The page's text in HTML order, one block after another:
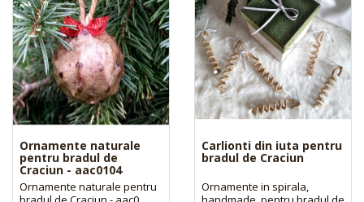
Ornamente naturale
pentru bradul de
Craciun - aac0104
Ornamente naturale pentru
Carlionti din iuta pentru
bradul de Craciun
Ornamente in spirala,